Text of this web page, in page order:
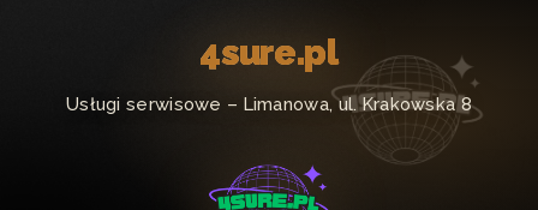
4sure.pl
Usługi serwisowe – Limanowa, ul. Krakowska 8